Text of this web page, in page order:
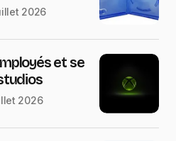
2026
et se
2026